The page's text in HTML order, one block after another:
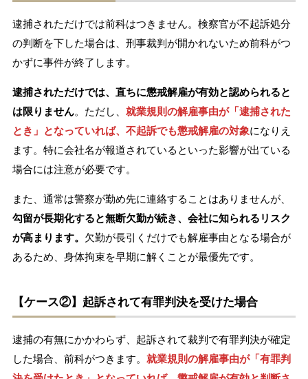
逮捕されただけでは前科はつきません。検察官が不起訴処分
の判断を下した場合は、刑事裁判が開かれないため前科がつ
かずに事件が終了します。
逮捕されただけでは、直ちに懲戒解雇が有効と認められると
は限りません。ただし、 就業規則の解雇事由が「逮捕された
とき」となっていれば、不起訴でも懲戒解雇の対象になりえ
ます。特に会社名が報道されているといった影響が出ている
場合には注意が必要です。
また、通常は警察が勤め先に連絡することはありませんが、
勾留が長期化すると無断欠勤が続き、会社に知られるリスク
が高まります。 欠勤が長引くだけでも解雇事由となる場合が
あるため、身体拘束を早期に解くことが最優先です。
【ケース②】起訴されて有罪判決を受けた場合
逮捕の有無にかかわらず、起訴されて裁判で有罪判決が確定
した場合、前科がつきます。 就業規則の解雇事由が「有罪判